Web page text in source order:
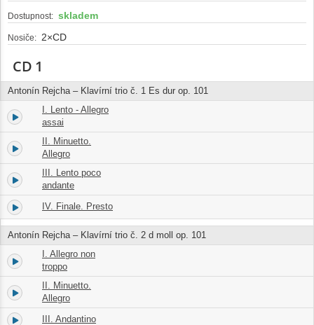
Dostupnost: skladem
Nosiče: 2×CD
CD 1
Antonín Rejcha – Klavírní trio č. 1 Es dur op. 101
1.
I. Lento - Allegro
assai
2.
II. Minuetto.
Allegro
3.
III. Lento poco
andante
4. IV. Finale. Presto
Antonín Rejcha – Klavírní trio č. 2 d moll op. 101
5.
I. Allegro non
troppo
6.
II. Minuetto.
Allegro
7. III. Andantino